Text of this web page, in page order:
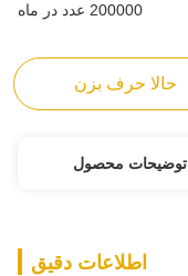
200000 عدد در ماه
حالا حرف بزن
توضیحات محصول
اطلاعات دقیق